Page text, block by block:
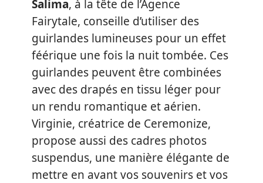
Salima, à la tête de l’Agence
Fairytale, conseille d’utiliser des
guirlandes lumineuses pour un effet
féérique une fois la nuit tombée. Ces
guirlandes peuvent être combinées
avec des drapés en tissu léger pour
un rendu romantique et aérien.
Virginie, créatrice de Ceremonize,
propose aussi des cadres photos
suspendus, une manière élégante de
mettre en avant vos souvenirs et vos